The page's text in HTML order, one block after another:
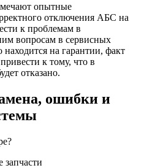
опытные
отключения АБС на
к проблемам в
вопросам в сервисных
находится на гарантии, факт
к тому, что в
отказано.
ошибки и
запчасти